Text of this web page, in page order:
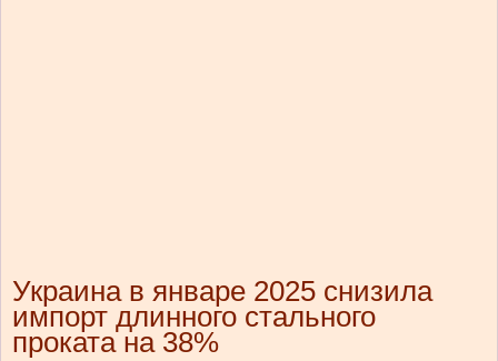
Украина в январе 2025 снизила
импорт длинного стального
проката на 38%